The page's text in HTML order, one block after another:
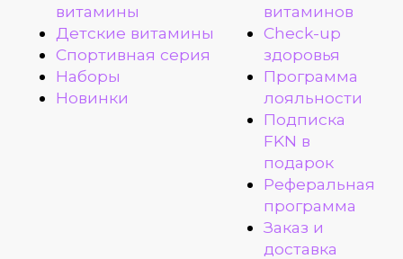
витамины
Детские витамины
Спортивная серия
Наборы
Новинки
витаминов
Check-up
здоровья
Программа
лояльности
Подписка
FKN в
подарок
Реферальная
программа
Заказ и
доставка